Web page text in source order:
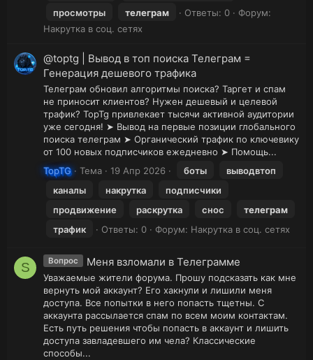
просмотры
телеграм Ответы: 0
Форум:
Накрутка в соц. сетях
@toptg | Вывод в топ поиска Телеграм =
Генерация дешевого трафика
Телеграм обновил алгоритмы поиска? Таргет и спам
не приносит клиентов? Нужен дешевый и целевой
трафик? TopTg привлекает тысячи активной аудитории
уже сегодня! ➤ Вывод на первые позиции глобального
поиска телеграм ➤ Органический трафик по ключевику
от 100 новых подписчиков ежедневно ➤ Помощь...
TopTG
Тема 19 Апр 2026 боты
выводвтоп
каналы
накрутка
подписчики
продвижение
раскрутка снос
телеграм
трафик
Ответы: 0 Форум: Накрутка в соц. сетях
S Вопрос Меня взломали в Телеграмме
Уважаемые жители форума. Прошу подсказать как мне
вернуть мой аккаунт? Его хакнули и лишили меня
доступа. Все попытки в него попасть тщетны. С
аккаунта рассылается спам по всем моим контактам.
Есть путь решения чтобы попасть в аккаунт и лишить
доступа завладевшего им чела? Классические
способы...